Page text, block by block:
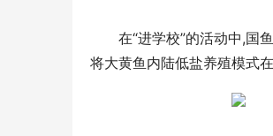
在“进学校”的活动中,国
将大黄鱼内陆低盐养殖模式